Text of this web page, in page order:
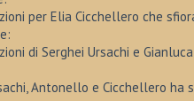
per Elia Cicchellero che
di Serghei Ursachi e
Antonello e Cicchellero